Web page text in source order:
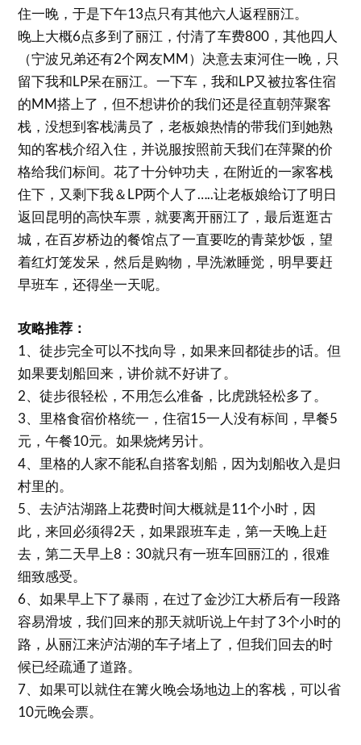
住一晚，于是下午13点只有其他六人返程丽江。
晚上大概6点多到了丽江，付清了车费800，其他四人
（宁波兄弟还有2个网友MM）决意去束河住一晚，只
留下我和LP呆在丽江。一下车，我和LP又被拉客住宿
的MM搭上了，但不想讲价的我们还是径直朝萍聚客
栈，没想到客栈满员了，老板娘热情的带我们到她熟
知的客栈介绍入住，并说服按照前天我们在萍聚的价
格给我们标间。花了十分钟功夫，在附近的一家客栈
住下，又剩下我＆LP两个人了…..让老板娘给订了明日
返回昆明的高快车票，就要离开丽江了，最后逛逛古
城，在百岁桥边的餐馆点了一直要吃的青菜炒饭，望
着红灯笼发呆，然后是购物，早洗漱睡觉，明早要赶
早班车，还得坐一天呢。
攻略推荐：
1、徒步完全可以不找向导，如果来回都徒步的话。但
如果要划船回来，讲价就不好讲了。
2、徒步很轻松，不用怎么准备，比虎跳轻松多了。
3、里格食宿价格统一，住宿15一人没有标间，早餐5
元，午餐10元。如果烧烤另计。
4、里格的人家不能私自搭客划船，因为划船收入是归
村里的。
5、去泸沽湖路上花费时间大概就是11个小时，因
此，来回必须得2天，如果跟班车走，第一天晚上赶
去，第二天早上8：30就只有一班车回丽江的，很难
细致感受。
6、如果早上下了暴雨，在过了金沙江大桥后有一段路
容易滑坡，我们回来的那天就听说上午封了3个小时的
路，从丽江来泸沽湖的车子堵上了，但我们回去的时
候已经疏通了道路。
7、如果可以就住在篝火晚会场地边上的客栈，可以省
10元晚会票。